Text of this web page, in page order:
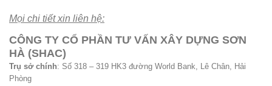
Mọi chi tiết xin liên hệ:
CÔNG TY CỔ PHẦN TƯ VẤN XÂY DỰNG SƠN
HÀ (SHAC)
Trụ sở chính: Số 318 – 319 HK3 đường World Bank, Lê Chân, Hải
Phòng